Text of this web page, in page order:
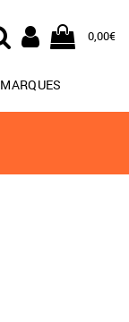
0,00€
MARQUES